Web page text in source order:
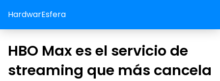
HardwarEsfera
HBO Max es el servicio de
streaming que más cancela